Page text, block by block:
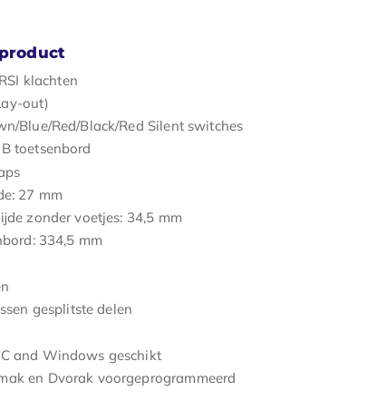
klachten
out)
Blue/Red/Black/Red Silent switches
toetsenbord
27 mm
zonder voetjes: 34,5 mm
334,5 mm
gesplitste delen
and Windows geschikt
en Dvorak voorgeprogrammeerd